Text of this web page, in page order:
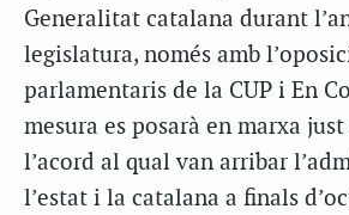
Generalitat catalana durant
legislatura, només amb
parlamentaris de la CUP i En
mesura es posarà en marxa
l’acord al qual van arribar
l’estat i la catalana a finals